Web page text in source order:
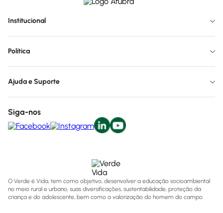
Institucional
Política
Ajuda e Suporte
Siga-nos
O Verde é Vida, tem como objetivo, desenvolver a educação socioambiental
no meio rural e urbano, suas diversificações, sustentabilidade, proteção da
criança e do adolescente, bem como a valorização do homem do campo.